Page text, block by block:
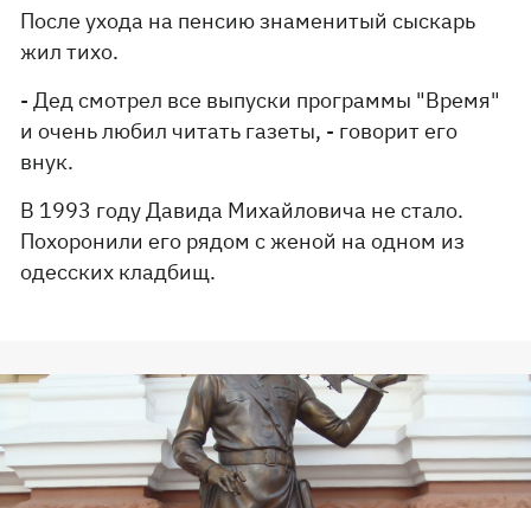
После ухода на пенсию знаменитый сыскарь
жил тихо.
- Дед смотрел все выпуски программы "Время"
и очень любил читать газеты, - говорит его
внук.
В 1993 году Давида Михайловича не стало.
Похоронили его рядом с женой на одном из
одесских кладбищ.